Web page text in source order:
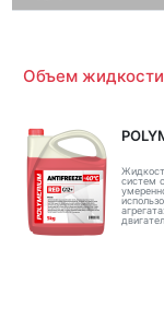
Объем
систем